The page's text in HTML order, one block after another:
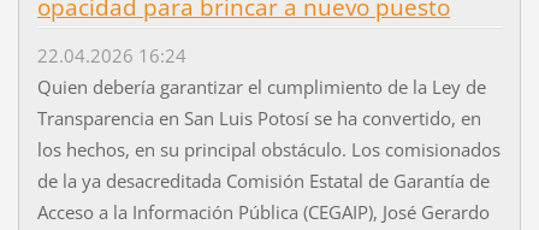
opacidad para brincar a nuevo puesto
22.04.2026 16:24
Quien debería garantizar el cumplimiento de la Ley de
Transparencia en San Luis Potosí se ha convertido, en
los hechos, en su principal obstáculo. Los comisionados
de la ya desacreditada Comisión Estatal de Garantía de
Acceso a la Información Pública (CEGAIP), José Gerardo